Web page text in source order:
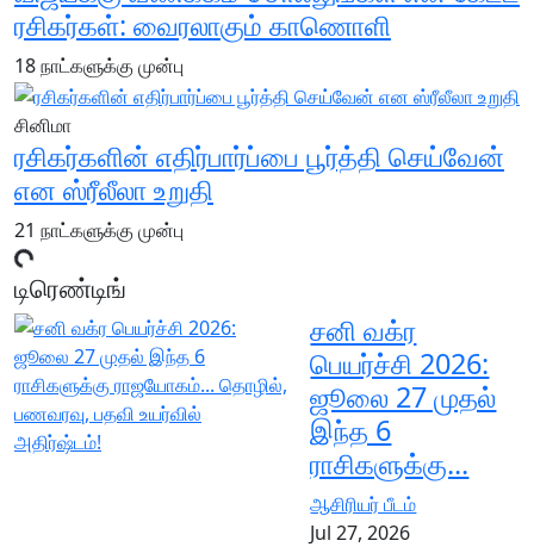
ரசிகர்கள்: வைரலாகும் காணொளி
18 நாட்களுக்கு முன்பு
சினிமா
ரசிகர்களின் எதிர்பார்ப்பை பூர்த்தி செய்வேன்
என ஸ்ரீலீலா உறுதி
21 நாட்களுக்கு முன்பு
டிரெண்டிங்
சனி வக்ர
பெயர்ச்சி 2026:
ஜூலை 27 முதல்
இந்த 6
ராசிகளுக்கு...
ஆசிரியர் பீடம்
Jul 27, 2026